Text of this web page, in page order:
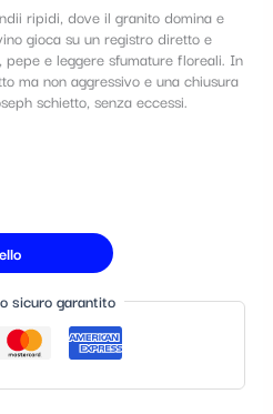
ripidi, dove il granito domina e
gioca su un registro diretto e
e leggere sfumature floreali. In
ma non aggressivo e una chiusura
schietto, senza eccessi.
sicuro garantito